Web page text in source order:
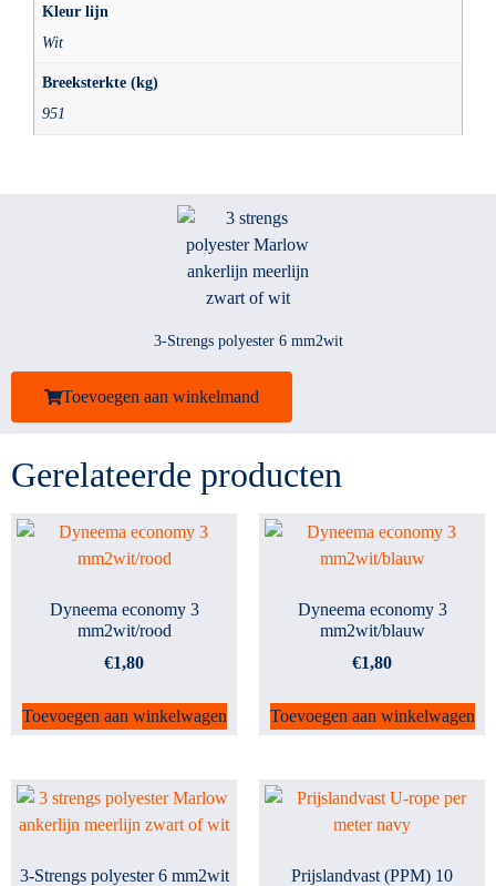
Kleur lijn
Wit
Breeksterkte (kg)
951
3-Strengs polyester 6 mm2wit
Toevoegen aan winkelmand
Gerelateerde producten
Dyneema economy 3
mm2wit/rood
€1,80
Toevoegen aan winkelwagen
Dyneema economy 3
mm2wit/blauw
€1,80
Toevoegen aan winkelwagen
3-Strengs polyester 6 mm2wit
Prijslandvast (PPM) 10